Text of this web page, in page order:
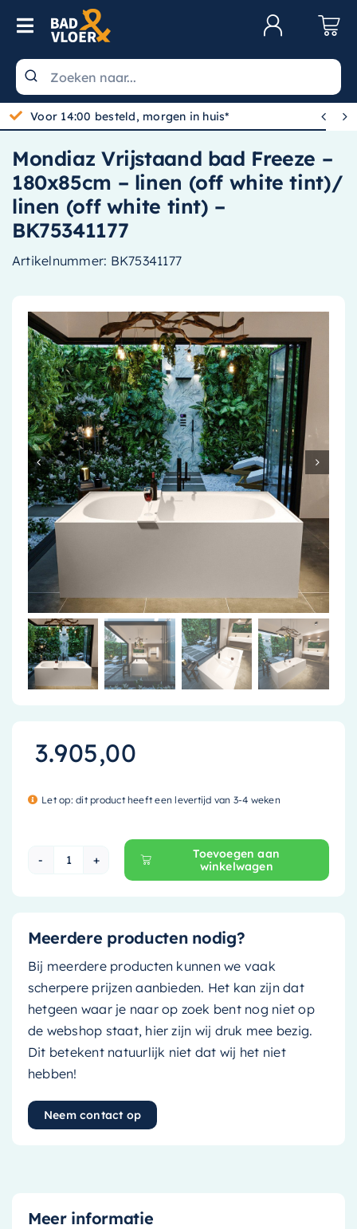
Skip to content
Toggle Navigation
Wastafels
Toiletten
Spiegels
Kranen
Douche
Badkamermeubels
Radiatoren
Accessoires
Installatiemateriaal
Klimaatbeheersing
PVC
Tegels
Voor 14:00 besteld, morgen in huis*  
Mondiaz Vrijstaand bad Freeze –
180x85cm – linen (off white tint)/
linen (off white tint) –
BK75341177
Artikelnummer: BK75341177
3.905,00
Let op: dit product heeft een levertijd van 3-4 weken
Mondiaz Vrijstaand bad Freeze - 180x85cm -
Toevoegen aan
winkelwagen
Meerdere producten nodig?
Bij meerdere producten kunnen we vaak
scherpere prijzen aanbieden. Het kan zijn dat
hetgeen waar je naar op zoek bent nog niet op
de webshop staat, hier zijn wij druk mee bezig.
Dit betekent natuurlijk niet dat wij het niet
hebben!
Neem contact op
Meer informatie